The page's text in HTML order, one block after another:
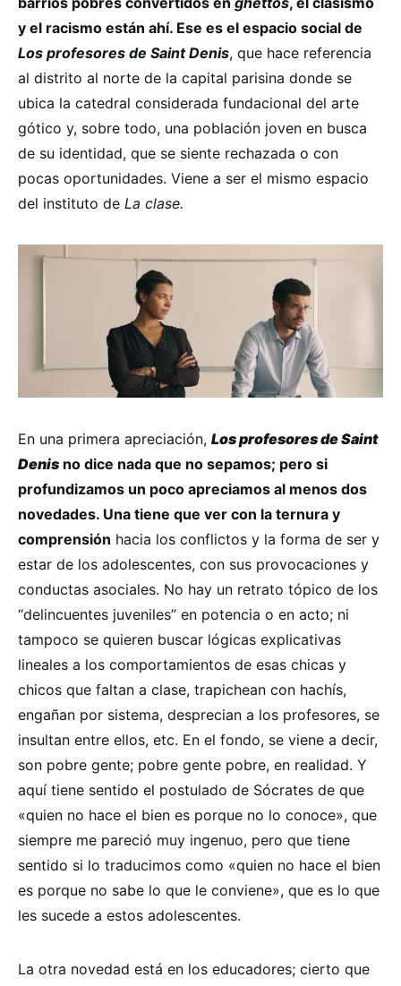
y el racismo están ahí. Ese es el espacio social de
Los profesores de Saint Denis, que hace referencia
al distrito al norte de la capital parisina donde se
ubica la catedral considerada fundacional del arte
gótico y, sobre todo, una población joven en busca
de su identidad, que se siente rechazada o con
pocas oportunidades. Viene a ser el mismo espacio
del instituto de La clase.
En una primera apreciación, Los profesores de Saint
Denis no dice nada que no sepamos; pero si
profundizamos un poco apreciamos al menos dos
novedades. Una tiene que ver con la ternura y
comprensión hacia los conflictos y la forma de ser y
estar de los adolescentes, con sus provocaciones y
conductas asociales. No hay un retrato tópico de los
“delincuentes juveniles” en potencia o en acto; ni
tampoco se quieren buscar lógicas explicativas
lineales a los comportamientos de esas chicas y
chicos que faltan a clase, trapichean con hachís,
engañan por sistema, desprecian a los profesores, se
insultan entre ellos, etc. En el fondo, se viene a decir,
son pobre gente; pobre gente pobre, en realidad. Y
aquí tiene sentido el postulado de Sócrates de que
«quien no hace el bien es porque no lo conoce», que
siempre me pareció muy ingenuo, pero que tiene
sentido si lo traducimos como «quien no hace el bien
es porque no sabe lo que le conviene», que es lo que
les sucede a estos adolescentes.
La otra novedad está en los educadores; cierto que